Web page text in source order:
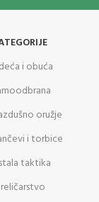
i obuća
oružje
i torbice
taktika